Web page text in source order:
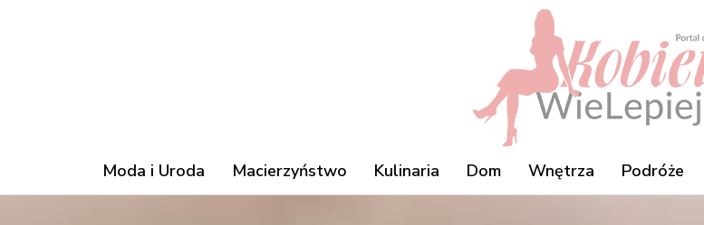
Moda i Uroda Macierzyństwo Kulinaria Dom Wnętrza Podróże